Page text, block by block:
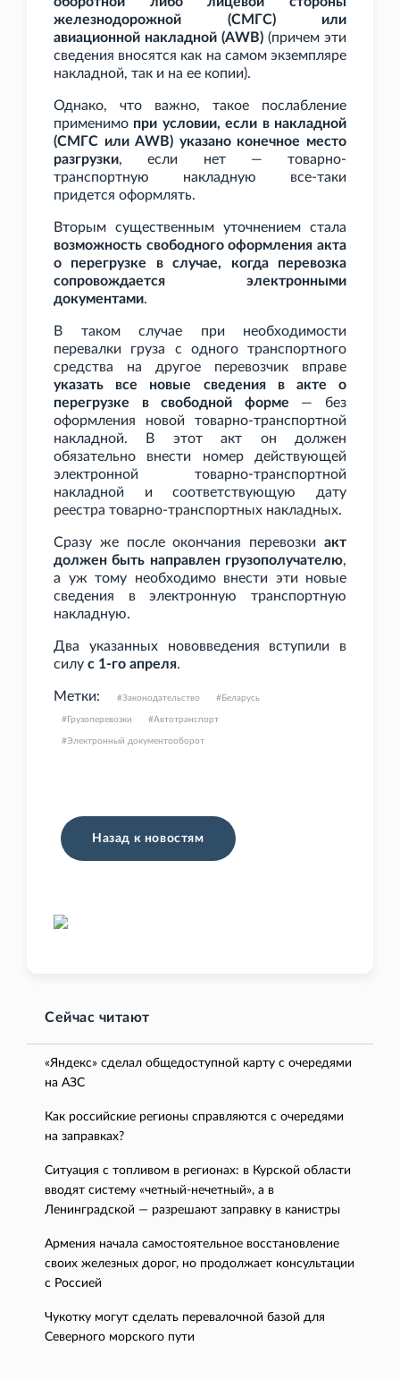
железнодорожной (СМГС) или
авиационной накладной (AWB) (причем эти
сведения вносятся как на самом экземпляре
накладной, так и на ее копии).
Однако, что важно, такое послабление
применимо при условии, если в накладной
(СМГС или AWB) указано конечное место
разгрузки, если нет — товарно-
транспортную накладную все-таки
придется оформлять.
Вторым существенным уточнением стала
возможность свободного оформления акта
о перегрузке в случае, когда перевозка
сопровождается электронными
документами.
В таком случае при необходимости
перевалки груза с одного транспортного
средства на другое перевозчик вправе
указать все новые сведения в акте о
перегрузке в свободной форме — без
оформления новой товарно-транспортной
накладной. В этот акт он должен
обязательно внести номер действующей
электронной товарно-транспортной
накладной и соответствующую дату
реестра товарно-транспортных накладных.
Сразу же после окончания перевозки акт
должен быть направлен грузополучателю,
а уж тому необходимо внести эти новые
сведения в электронную транспортную
накладную.
Два указанных нововведения вступили в
силу с 1-го апреля.
Метки: Законодательство Беларусь
Грузоперевозки Автотранспорт
Электронный документооборот
Назад к новостям
Сейчас читают
«Яндекс» сделал общедоступной карту с очередями
на АЗС
Как российские регионы справляются с очередями
на заправках?
Ситуация с топливом в регионах: в Курской области
вводят систему «четный-нечетный», а в
Ленинградской — разрешают заправку в канистры
Армения начала самостоятельное восстановление
своих железных дорог, но продолжает консультации
с Россией
Чукотку могут сделать перевалочной базой для
Северного морского пути